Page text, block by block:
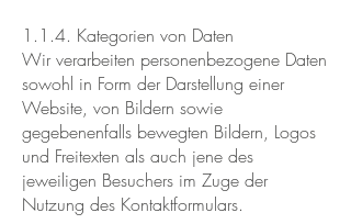
1.1.4. Kategorien von Daten
Wir verarbeiten personenbezogene Daten
sowohl in Form der Darstellung einer
Website, von Bildern sowie
gegebenenfalls bewegten Bildern, Logos
und Freitexten als auch jene des
jeweiligen Besuchers im Zuge der
Nutzung des Kontaktformulars.